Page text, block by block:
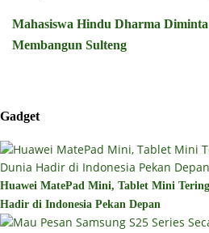
Mahasiswa Hindu Dharma
Membangun Sulteng
Gadget
Huawei MatePad Mini, Tablet Mini
Hadir di Indonesia Pekan Depan